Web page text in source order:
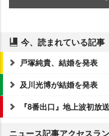
今、読まれている記事
戸塚純貴、結婚を発表
及川光博が結婚を発表
『8番出口』地上波初放
ニュース記事アクセスラ